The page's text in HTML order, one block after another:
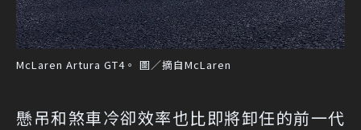
McLaren Artura GT4。 圖／摘自McLaren
懸吊和煞車冷卻效率也比即將卸任的前一代